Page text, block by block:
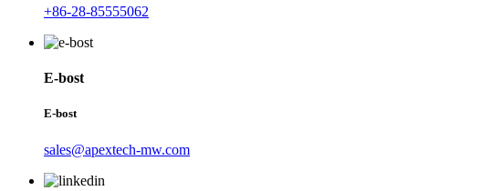
+86-28-85555062
E-bost
E-bost
sales@apextech-mw.com